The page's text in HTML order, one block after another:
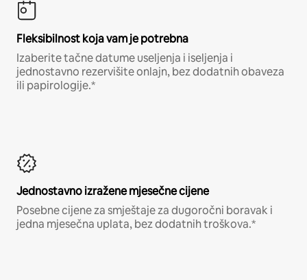
Fleksibilnost koja vam je potrebna
Izaberite tačne datume useljenja i iseljenja i
jednostavno rezervišite onlajn, bez dodatnih obaveza
ili papirologije.*
Jednostavno izražene mjesečne cijene
Posebne cijene za smještaje za dugoročni boravak i
jedna mjesečna uplata, bez dodatnih troškova.*